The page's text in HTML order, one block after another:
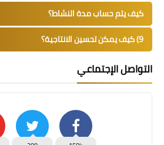
كيف يتم حساب مدة النشاط؟
9) كيف يمكن تحسين الانتاجية؟
التواصل الإجتماعي